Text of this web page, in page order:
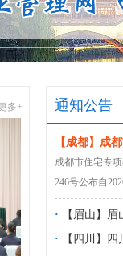
多+ 通知公告
【成都】成
版）
成都市住宅专
246号公布自
·
【眉山】
物业服务项
·
【四川】